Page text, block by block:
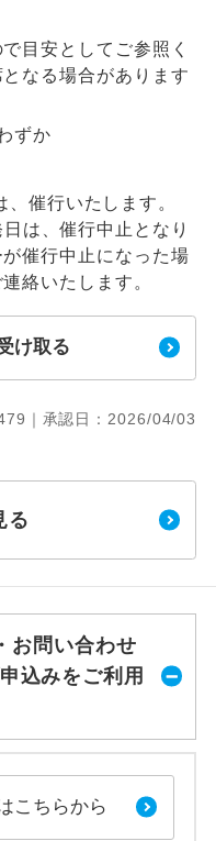
目安としてご参照く
なる場合があります
ずか
催行いたします。
は、催行中止となり
催行中止になった場
絡いたします。
け取る
｜承認日：2026/04/03
る
お問い合わせ
込みをご利用
こちらから